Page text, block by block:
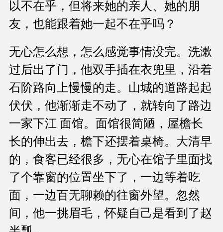
以不在乎，但将来她的亲人、她的朋
友，也能跟着她一起不在乎吗？
无心怎么想，怎么感觉事情没完。洗漱
过后出了门，他双手插在衣兜里，沿着
石阶路向上慢慢的走。山城的道路起起
伏伏，他渐渐走不动了，就转向了路边
一家下江 面馆。面馆很简陋，屋檐长
长的伸出去，檐下还摆着桌椅。大清早
的，食客已经很多，无心在馆子里面找
了个靠窗的位置坐下了，一边等着吃
面，一边百无聊赖的往窗外望。忽然
间，他一挑眉毛，怀疑自己是看到了赵